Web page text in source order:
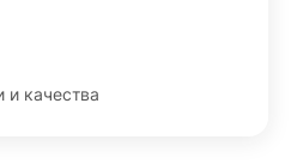
и качества